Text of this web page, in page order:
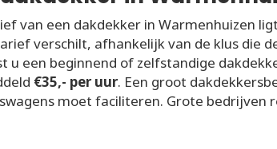
van een dakdekker in Warmenhuizen
verschilt, afhankelijk van de klus die
u een beginnend of zelfstandige
€35,- per uur. Een groot
moet faciliteren. Grote bedrijven